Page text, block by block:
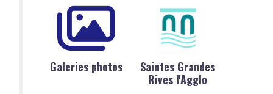
Galeries photos
Saintes Grandes
Rives l'Agglo